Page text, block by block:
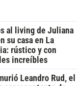
al living de Juliana
su casa en La
rústico y con
increíbles
Leandro Rud, el